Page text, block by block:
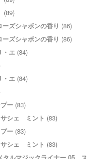
(89)
ズシャボンの香り (86)
ズシャボンの香り (86)
・エ (84)
・エ (84)
ー (83)
シェ ミント (83)
ー (83)
シェ ミント (83)